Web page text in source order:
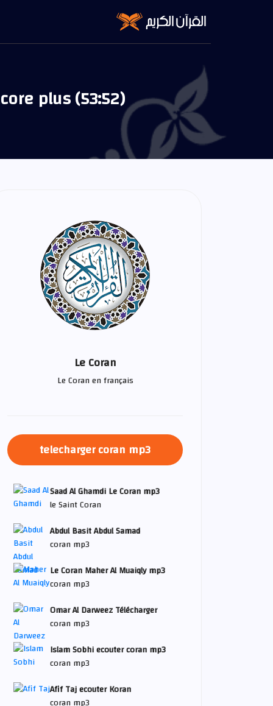
plus (53:52)
Le Coran
Le Coran en français
telecharger coran mp3
Saad Al Ghamdi Le Coran mp3
le Saint Coran
Abdul Basit Abdul Samad
coran mp3
Le Coran Maher Al Muaiqly mp3
coran mp3
Omar Al Darweez Télécharger
coran mp3
Islam Sobhi ecouter coran mp3
coran mp3
Afif Taj ecouter Koran